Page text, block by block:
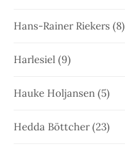
Hans-Rainer Riekers (8)
Harlesiel (9)
Hauke Holjansen (5)
Hedda Böttcher(23)